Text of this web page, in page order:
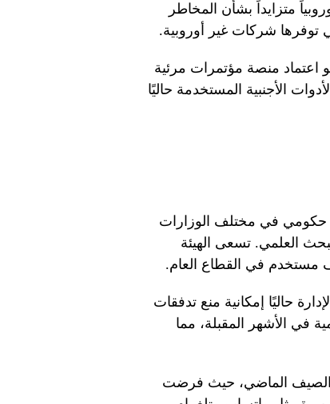
متزايداً بشأن المخاطر
توفرها شركات غير أوروبية.
اعتماد منصة مؤتمرات مرئية
جميع الأدوات الأجنبية المستخدمة حاليًا
من قبل حوالي 40 ألف موظف حكومي في مختلف الوزارات
العلمي. تسعى الهيئة
حاليًا إمكانية منع تدفقات
في الأشهر المقبلة، مما
الصيف الماضي، حيث فرضت